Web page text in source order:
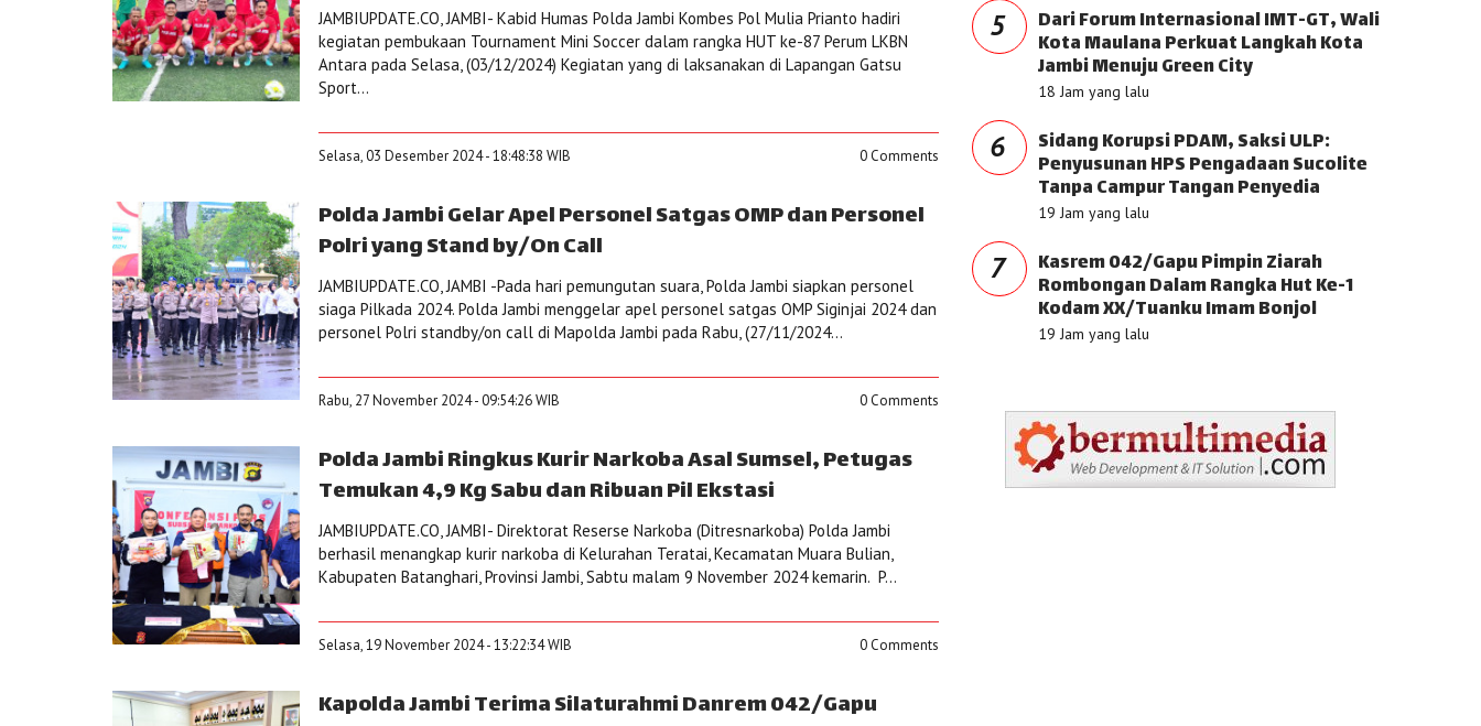
JAMBIUPDATE.CO, JAMBI- Kabid Humas Polda Jambi Kombes Pol Mulia Prianto hadiri
kegiatan pembukaan Tournament Mini Soccer dalam rangka HUT ke-87 Perum LKBN
Antara pada Selasa, (03/12/2024) Kegiatan yang di laksanakan di Lapangan Gatsu
Sport...
Selasa, 03 Desember 2024 - 18:48:38 WIB 0 Comments
Polda Jambi Gelar Apel Personel Satgas OMP dan Personel
Polri yang Stand by/On Call
JAMBIUPDATE.CO, JAMBI -Pada hari pemungutan suara, Polda Jambi siapkan personel
siaga Pilkada 2024. Polda Jambi menggelar apel personel satgas OMP Siginjai 2024 dan
personel Polri standby/on call di Mapolda Jambi pada Rabu, (27/11/2024...
Rabu, 27 November 2024 - 09:54:26 WIB 0 Comments
Polda Jambi Ringkus Kurir Narkoba Asal Sumsel, Petugas
Temukan 4,9 Kg Sabu dan Ribuan Pil Ekstasi
JAMBIUPDATE.CO, JAMBI- Direktorat Reserse Narkoba (Ditresnarkoba) Polda Jambi
berhasil menangkap kurir narkoba di Kelurahan Teratai, Kecamatan Muara Bulian,
Kabupaten Batanghari, Provinsi Jambi, Sabtu malam 9 November 2024 kemarin. P...
Selasa, 19 November 2024 - 13:22:34 WIB 0 Comments
Kapolda Jambi Terima Silaturahmi Danrem 042/Gapu
5 Dari Forum Internasional IMT-GT, Wali
Kota Maulana Perkuat Langkah Kota
Jambi Menuju Green City
18 Jam yang lalu
6 Sidang Korupsi PDAM, Saksi ULP:
Penyusunan HPS Pengadaan Sucolite
Tanpa Campur Tangan Penyedia
19 Jam yang lalu
7 Kasrem 042/Gapu Pimpin Ziarah
Rombongan Dalam Rangka Hut Ke-1
Kodam XX/Tuanku Imam Bonjol
19 Jam yang lalu